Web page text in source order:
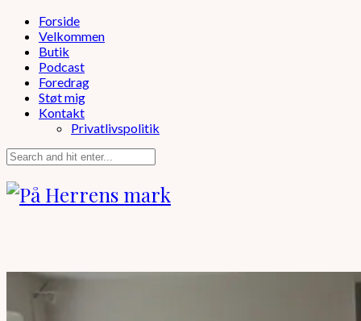
Forside
Velkommen
Butik
Podcast
Foredrag
Støt mig
Kontakt
Privatlivspolitik